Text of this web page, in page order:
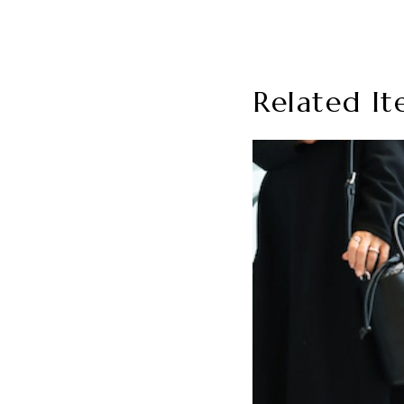
Related